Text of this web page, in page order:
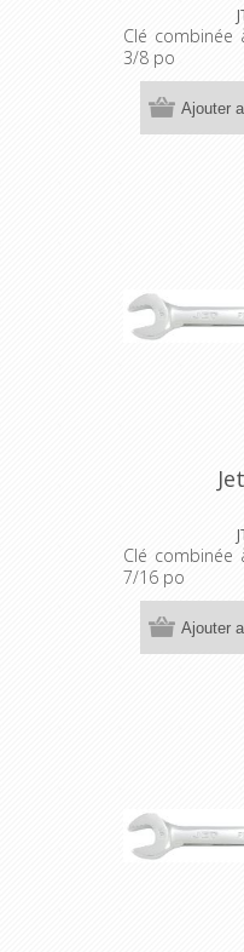
Clé combinée
3/8 po
Ajouter
Clé combinée
7/16 po
Ajouter